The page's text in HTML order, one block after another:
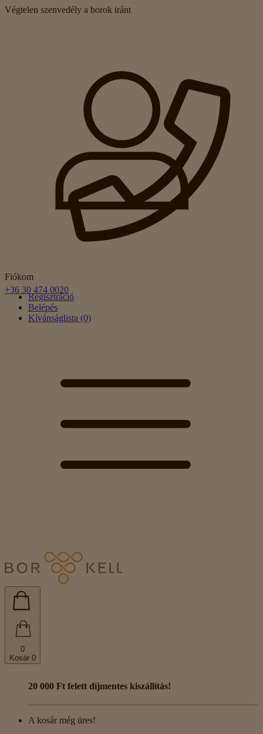
Végtelen szenvedély a borok iránt
Fiókom
Regisztráció
Belépés
Kívánságlista (0)
+36 30 474 0020
0
Kosár 0
20 000 Ft felett díjmentes kiszállítás!
A kosár még üres!